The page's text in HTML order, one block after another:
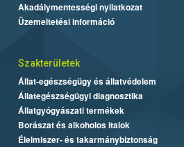
Akadálymentességi nyilatkozat
Üzemeltetési információ
Szakterületek
Állat-egészségügy és állatvédelem
Állategészségügyi diagnosztika
Állatgyógyászati termékek
Borászat és alkoholos italok
Élelmiszer- és takarmánybiztonság